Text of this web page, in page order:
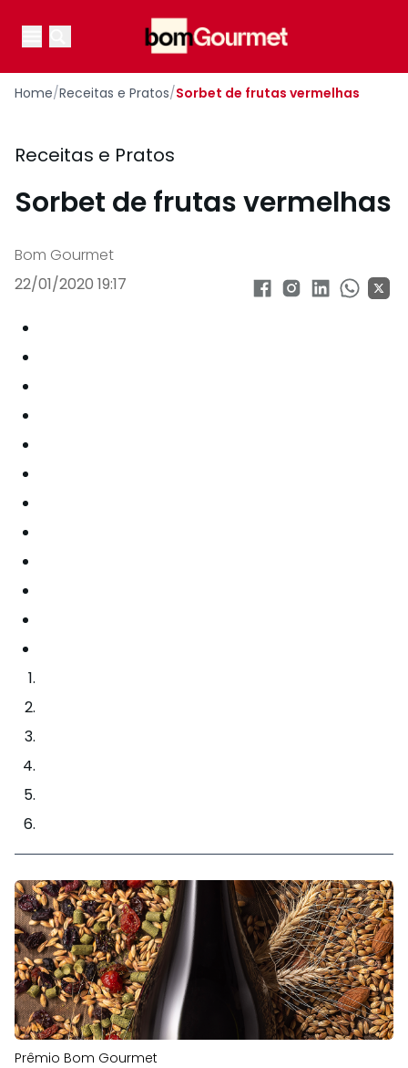
Open main menu
Open main menu
Home/Receitas e Pratos/Sorbet de frutas vermelhas
Receitas e Pratos
Sorbet de frutas vermelhas
Bom Gourmet
22/01/2020 19:17
Prêmio Bom Gourmet